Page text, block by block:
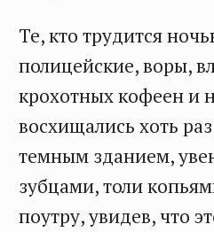
Те, кто трудится
полицейские, воры,
крохотных кофеен и
восхищались хоть
темным зданием,
зубцами, толи
поутру, увидев, что